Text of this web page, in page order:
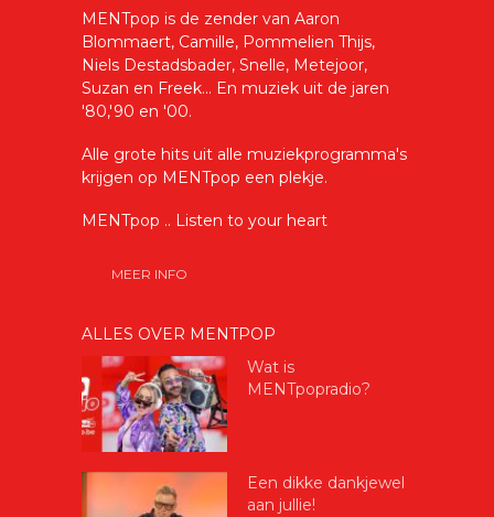
MENTpop is de zender van Aaron
Blommaert, Camille, Pommelien Thijs,
Niels Destadsbader, Snelle, Metejoor,
Suzan en Freek... En muziek uit de jaren
'80,'90 en '00.
Alle grote hits uit alle muziekprogramma's
krijgen op MENTpop een plekje.
MENTpop .. Listen to your heart
MEER INFO
ALLES OVER MENTPOP
Wat is
MENTpopradio?
Een dikke dankjewel
aan jullie!